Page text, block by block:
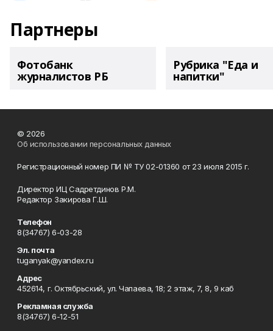
Партнеры
Фотобанк
журналистов РБ
Рубрика "Еда и
напитки"
© 2026
Об использовании персональных данных
Регистрационный номер ПИ № ТУ 02-01360 от 23 июля 2015 г.
Директор ИЦ Садретдинов Р.М.
Редактор Закирова Г.Ш.
Телефон
8(34767) 6-03-28
Эл. почта
tuganyak@yandex.ru
Адрес
452614, г. Октябрьский, ул. Чапаева, 18; 2 этаж, 7, 8, 9 каб
Рекламная служба
8(34767) 6-12-51